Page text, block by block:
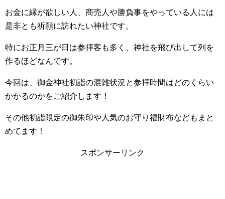
お金に縁が欲しい人、商売人や勝負事をやっている人には
是非とも祈願に訪れたい神社です。
特にお正月三が日は参拝客も多く、神社を飛び出して列を
作るほどなんです。
今回は、御金神社初詣の混雑状況と参拝時間はどのくらい
かかるのかをご紹介します！
その他初詣限定の御朱印や人気のお守り福財布などもまと
めてます！
スポンサーリンク